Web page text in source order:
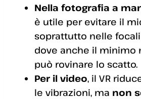
Nella fotografia a
è utile per evitare il
soprattutto nelle
dove anche il minimo
può rovinare lo scatto.
Per il video, il VR
le vibrazioni, ma non